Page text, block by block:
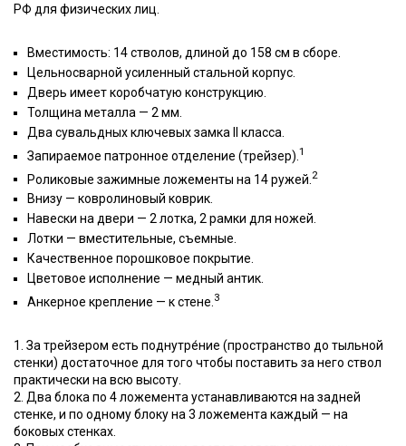
РФ для физических лиц.
Вместимость: 14 стволов, длиной до 158 см в сборе.
Цельносварной усиленный стальной корпус.
Дверь имеет коробчатую конструкцию.
Толщина металла — 2 мм.
Два сувальдных ключевых замка II класса.
Запираемое патронное отделение (трейзер). 1
Роликовые зажимные ложементы на 14 ружей. 2
Внизу — ковролиновый коврик.
Навески на двери — 2 лотка, 2 рамки для ножей.
Лотки — вместительные, съемные.
Качественное порошковое покрытие.
Цветовое исполнение — медный антик.
Анкерное крепление — к стене. 3
1. За трейзером есть поднутре́ние (пространство до тыльной
стенки) достаточное для того чтобы поставить за него ствол
практически на всю высоту.
2. Два блока по 4 ложемента устанавливаются на задней
стенке, и по одному блоку на 3 ложемента каждый — на
боковых стенках.